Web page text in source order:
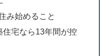
み始めること
住宅なら13年間が控